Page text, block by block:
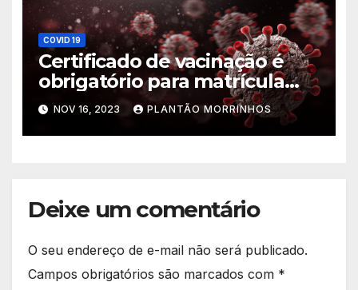
COVID 19
Certificado de vacinação é
obrigatório para matrícula
escolar
NOV 16, 2023 PLANTÃO MORRINHOS
Deixe um comentário
O seu endereço de e-mail não será publicado.
Campos obrigatórios são marcados com *